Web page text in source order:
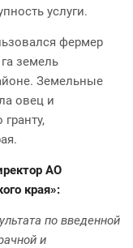
услуги.
фермер
земель
Земельные
овец и
АО
края»:
по введенной
и